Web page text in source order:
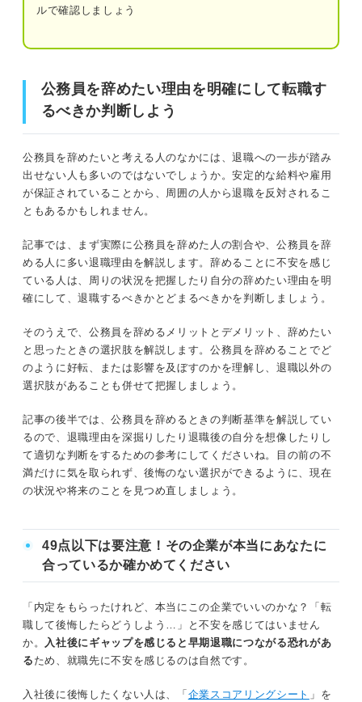
くとは限らない
公務員として定着する人・辞めてしまう人の違いを
プロが解説
きの選択肢
民間企業へ転職する
異動希望を出す
参考にしよう！ 公務員の経験を活かせる仕事
退職を決断をする前に考えよう！ 公務員を辞める
か迷ったときの判断基準
辞めたい理由が仕事内容によるものか
民間企業への転職で悩みを解消できるのか
把握しておこう！ 辞める前に注意するべきポイン
ト
退職しやすい時期を確認しておく
公務員を辞めるべきか検討したうえで自分に合った
選択をしよう
ルで確認しましょう
公務員を辞めたい理由を明確にして転職す
るべきか判断しよう
公務員を辞めたいと考える人のなかには、退職への一歩が踏み
出せない人も多いのではないでしょうか。安定的な給料や雇用
が保証されていることから、周囲の人から退職を反対されるこ
ともあるかもしれません。
記事では、まず実際に公務員を辞めた人の割合や、公務員を辞
める人に多い退職理由を解説します。辞めることに不安を感じ
ている人は、周りの状況を把握したり自分の辞めたい理由を明
確にして、退職するべきかとどまるべきかを判断しましょう。
そのうえで、公務員を辞めるメリットとデメリット、辞めたい
と思ったときの選択肢を解説します。公務員を辞めることでど
のように好転、または影響を及ぼすのかを理解し、退職以外の
選択肢があることも併せて把握しましょう。
記事の後半では、公務員を辞めるときの判断基準を解説してい
るので、退職理由を深掘りしたり退職後の自分を想像したりし
て適切な判断をするための参考にしてくださいね。目の前の不
満だけに気を取られず、後悔のない選択ができるように、現在
の状況や将来のことを見つめ直しましょう。
49点以下は要注意！その企業が本当にあなたに
合っているか確かめてください
「内定をもらったけれど、本当にこの企業でいいのかな？「転
職して後悔したらどうしよう…」と不安を感じてはいません
か。
入社後にギャップを感じると早期退職につながる恐れがあ
る ため、就職先に不安を感じるのは自然です。
入社後に後悔したくない人は、「企業スコアリングシート 」を
リット・デメリット
メリット①労働環境を改善できる可能性がある
メリット②努力次第で収入アップに期待できる
メリット③働き方の選択肢が広がる
デメリット①安定的な給料や雇用の保証がなくなる
デメリット③周囲から反対される可能性がある
公務員として定着する人・辞めてしまう人の違いをプロが
解説
退職だけじゃない！ 公務員を辞めたいと思ったときの選
択肢
民間企業へ転職する
休職の相談をする
異動希望を出す
参考にしよう！ 公務員の経験を活かせる仕事
退職を決断をする前に考えよう！ 公務員を辞めるか迷っ
たときの判断基準
辞めたい理由が仕事内容によるものか